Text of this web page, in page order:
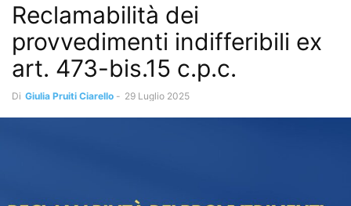
Reclamabilità dei
provvedimenti indifferibili ex
art. 473-bis.15 c.p.c.
Di Giulia Pruiti Ciarello - 29 Luglio 2025